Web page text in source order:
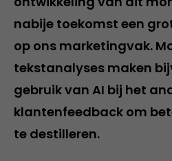
nabije toekomst een
op ons marketingvak.
tekstanalyses maken
gebruik van AI bij het
klantenfeedback om
te destilleren.